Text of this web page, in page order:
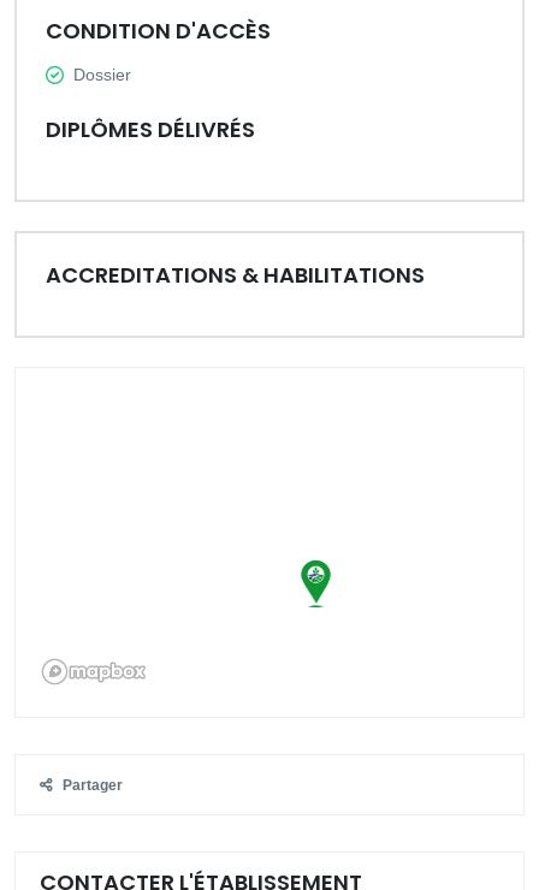
CONDITION D'ACCÈS
Dossier
DIPLÔMES DÉLIVRÉS
ACCREDITATIONS & HABILITATIONS
Partager
CONTACTER L'ÉTABLISSEMENT